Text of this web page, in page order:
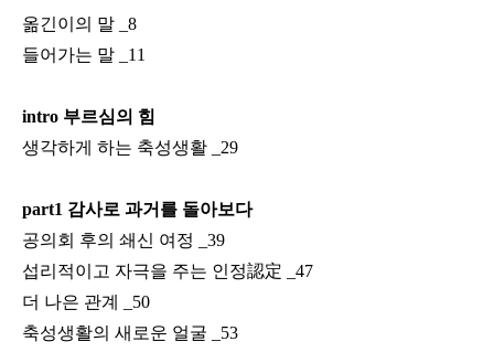
옮긴이의 말
_8
들어가는 말
_11
intro 부르심의 힘
생각하게 하는 축성생활
_29
part1 감사로 과거를 돌아보다
공의회 후의 쇄신 여정
_39
섭리적이고 자극을 주는 인정認定
_47
더 나은 관계
_50
축성생활의 새로운 얼굴
_53